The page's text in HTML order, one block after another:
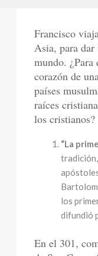
Francisco
Asia, para dar
mundo. ¿Para
corazón de
países
raíces
los cristianos?
“La
los
difundió
En el 301,